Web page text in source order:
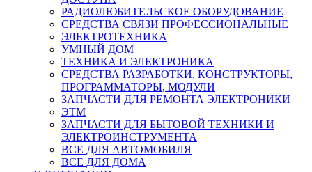
РАДИОЛЮБИТЕЛЬСКОЕ ОБОРУДОВАНИЕ
СРЕДСТВА СВЯЗИ ПРОФЕССИОНАЛЬНЫЕ
ЭЛЕКТРОТЕХНИКА
УМНЫЙ ДОМ
ТЕХНИКА И ЭЛЕКТРОНИКА
СРЕДСТВА РАЗРАБОТКИ, КОНСТРУКТОРЫ,
ПРОГРАММАТОРЫ, МОДУЛИ
ЗАПЧАСТИ ДЛЯ РЕМОНТА ЭЛЕКТРОНИКИ
ЭТМ
ЗАПЧАСТИ ДЛЯ БЫТОВОЙ ТЕХНИКИ И
ЭЛЕКТРОИНСТРУМЕНТА
ВСЕ ДЛЯ АВТОМОБИЛЯ
ВСЕ ДЛЯ ДОМА